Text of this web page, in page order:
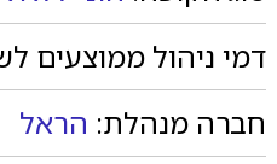
דמי ניהול ממוצעים
חברה מנהלת: הראל